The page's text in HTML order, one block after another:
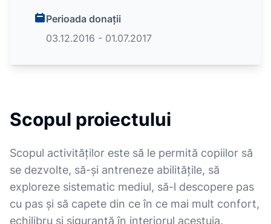
Perioada donații
03.12.2016 - 01.07.2017
Scopul proiectului
Scopul activităților este să le permită copiilor să
se dezvolte, să-şi antreneze abilităţile, să
exploreze sistematic mediul, să-l descopere pas
cu pas şi să capete din ce în ce mai mult confort,
echilibru şi siguranţă în interiorul acestuia.